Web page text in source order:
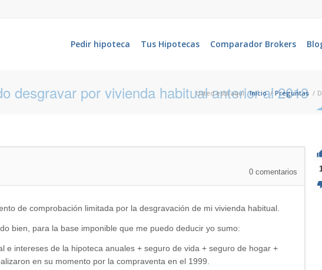
Pedir hipoteca Tus Hipotecas Comparador Brokers
desgravar por vivienda habitual anterior al 2013
Usted está aquí: Inicio / Preguntas /
0 comentarios
de comprobación limitada por la desgravación de mi vivienda habitual.
bien, para la base imponible que me puedo deducir yo sumo:
e intereses de la hipoteca anuales + seguro de vida + seguro de hogar +
en su momento por la compraventa en el 1999.